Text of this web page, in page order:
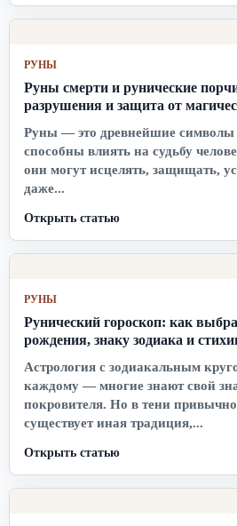
РУНЫ
Руны смерти и рунические
разрушения и защита от
Руны — это древнейшие
способны влиять на судьбу
они могут исцелять, защищать,
даже...
Открыть статью
РУНЫ
Рунический гороскоп: как
рождения, знаку зодиака и
Астрология с зодиакальным
каждому — многие знают свой
покровителя. Но в тени
существует иная традиция,...
Открыть статью